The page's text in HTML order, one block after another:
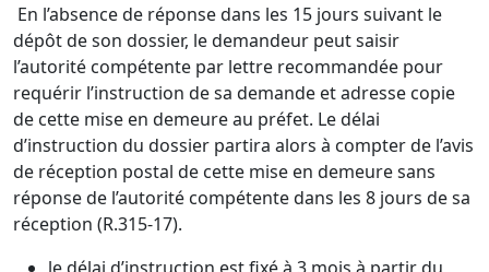
En l’absence de réponse dans les 15 jours suivant le
dépôt de son dossier, le demandeur peut saisir
l’autorité compétente par lettre recommandée pour
requérir l’instruction de sa demande et adresse copie
de cette mise en demeure au préfet. Le délai
d’instruction du dossier partira alors à compter de l’avis
de réception postal de cette mise en demeure sans
réponse de l’autorité compétente dans les 8 jours de sa
réception (R.315-17).
le délai d’instruction est fixé à 3 mois à partir du